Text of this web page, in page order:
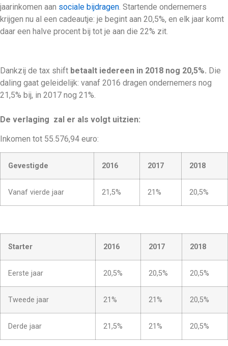
jaarinkomen aan sociale bijdragen . Startende ondernemers
krijgen nu al een cadeautje: je begint aan 20,5%, en elk jaar komt
daar een halve procent bij tot je aan die 22% zit.
Dankzij de tax shift betaalt iedereen in 2018 nog 20,5%. Die
daling gaat geleidelijk: vanaf 2016 dragen ondernemers nog
21,5% bij, in 2017 nog 21%.
De verlaging zal er als volgt uitzien:
Inkomen tot 55.576,94 euro:
Gevestigde 2016 2017 2018
Vanaf vierde jaar 21,5% 21% 20,5%
Starter 2016 2017 2018
Eerste jaar 20,5% 20,5% 20,5%
Tweede jaar 21% 21% 20,5%
Derde jaar 21,5% 21% 20,5%